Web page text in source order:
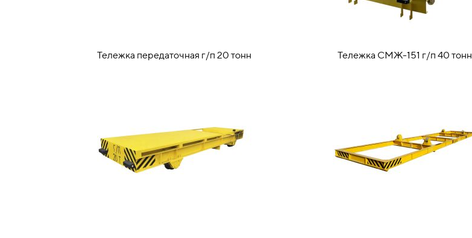
Тележка передаточная г/п 20 тонн Тележка СМЖ-151 г/п 40 тонн